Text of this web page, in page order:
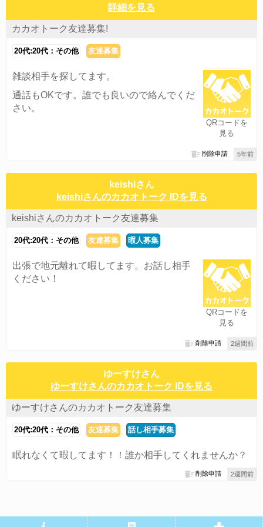
詳細を見る
カカオトーク友達募集!
20代:20代：その他 友達募集
QRコードを
見る
雑談相手を探してます。
通話もOKです。誰でも良いので絡んでくだ
さい。
5年前
削除申請
keishiさん
keishiさんのカカオトーク IDを見る
keishiさんのカカオトーク友達募集
20代:20代：その他 友達募集 暇人募集
QRコードを
見る
出張で地元離れて暇してます。お話し相手
ください！
2週間前
削除申請
ゆーすけさん
ゆーすけさんのカカオトーク IDを見る
ゆーすけさんのカカオトーク友達募集
20代:20代：その他 友達募集 話し相手募集
眠れなくて暇してます！！誰か相手してくれませんか？
2週間前
削除申請